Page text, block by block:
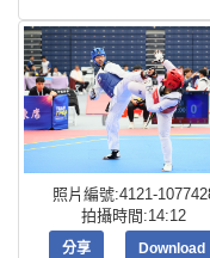
照片編號:4121-
拍攝時間:14:12
分享 Download